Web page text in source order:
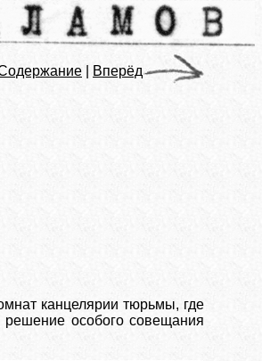
Вперёд
канцелярии тюрьмы, где
особого совещания